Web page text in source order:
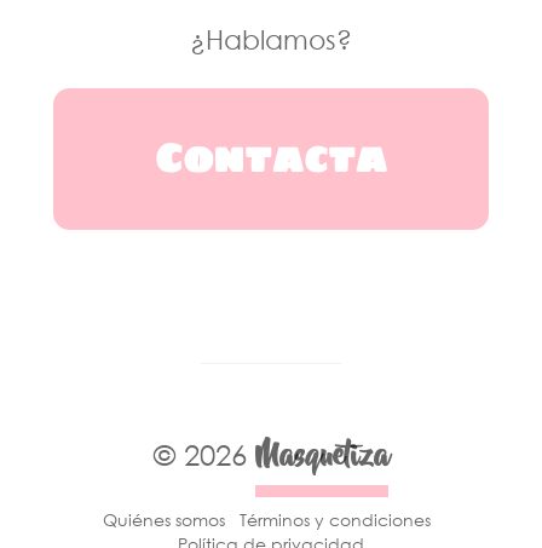
¿Hablamos?
Contacta
© 2026 Masquetiza
Quiénes somos
Términos y condiciones